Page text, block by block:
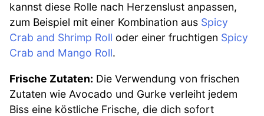
kannst diese Rolle nach Herzenslust anpassen,
zum Beispiel mit einer Kombination aus Spicy
Crab and Shrimp Roll oder einer fruchtigen Spicy
Crab and Mango Roll.
Frische Zutaten: Die Verwendung von frischen
Zutaten wie Avocado und Gurke verleiht jedem
Biss eine köstliche Frische, die dich sofort